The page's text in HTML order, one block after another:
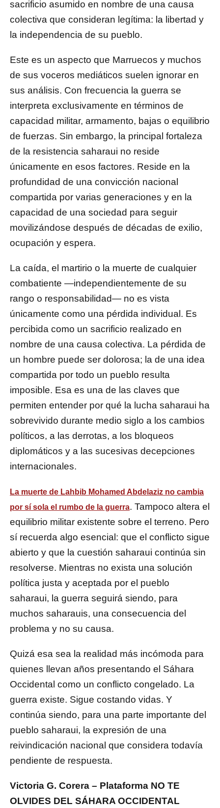
sacrificio asumido en nombre de una causa
colectiva que consideran legítima: la libertad y
la independencia de su pueblo.
Este es un aspecto que Marruecos y muchos
de sus voceros mediáticos suelen ignorar en
sus análisis. Con frecuencia la guerra se
interpreta exclusivamente en términos de
capacidad militar, armamento, bajas o equilibrio
de fuerzas. Sin embargo, la principal fortaleza
de la resistencia saharaui no reside
únicamente en esos factores. Reside en la
profundidad de una convicción nacional
compartida por varias generaciones y en la
capacidad de una sociedad para seguir
movilizándose después de décadas de exilio,
ocupación y espera.
La caída, el martirio o la muerte de cualquier
combatiente —independientemente de su
rango o responsabilidad— no es vista
únicamente como una pérdida individual. Es
percibida como un sacrificio realizado en
nombre de una causa colectiva. La pérdida de
un hombre puede ser dolorosa; la de una idea
compartida por todo un pueblo resulta
imposible. Esa es una de las claves que
permiten entender por qué la lucha saharaui ha
sobrevivido durante medio siglo a los cambios
políticos, a las derrotas, a los bloqueos
diplomáticos y a las sucesivas decepciones
internacionales.
La muerte de Lahbib Mohamed Abdelaziz no cambia
por sí sola el rumbo de la guerra. Tampoco altera el
equilibrio militar existente sobre el terreno. Pero
sí recuerda algo esencial: que el conflicto sigue
abierto y que la cuestión saharaui continúa sin
resolverse. Mientras no exista una solución
política justa y aceptada por el pueblo
saharaui, la guerra seguirá siendo, para
muchos saharauis, una consecuencia del
problema y no su causa.
Quizá esa sea la realidad más incómoda para
quienes llevan años presentando el Sáhara
Occidental como un conflicto congelado. La
guerra existe. Sigue costando vidas. Y
continúa siendo, para una parte importante del
pueblo saharaui, la expresión de una
reivindicación nacional que considera todavía
pendiente de respuesta.
Victoria G. Corera – Plataforma NO TE
OLVIDES DEL SÁHARA OCCIDENTAL